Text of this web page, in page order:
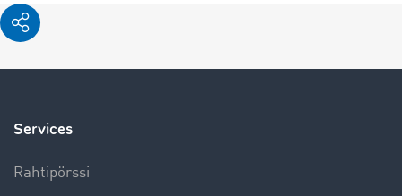
Services
Rahtipörssi